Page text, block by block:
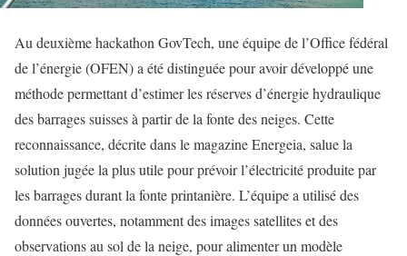
Au deuxième hackathon GovTech, une équipe de l’Office fédéral
de l’énergie (OFEN) a été distinguée pour avoir développé une
méthode permettant d’estimer les réserves d’énergie hydraulique
des barrages suisses à partir de la fonte des neiges. Cette
reconnaissance, décrite dans le magazine Energeia, salue la
solution jugée la plus utile pour prévoir l’électricité produite par
les barrages durant la fonte printanière. L’équipe a utilisé des
données ouvertes, notamment des images satellites et des
observations au sol de la neige, pour alimenter un modèle